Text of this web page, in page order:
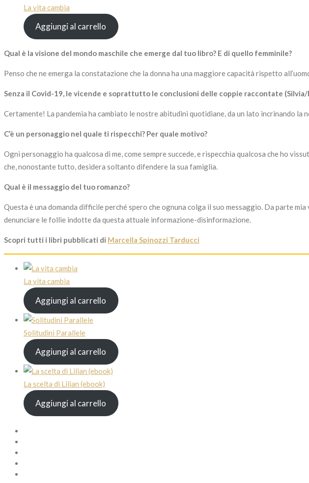
La vita cambia
Aggiungi al carrello
Qual è la visione del mondo maschile che emerge dal tuo libro? E di quello femminile?
Penso che ne emerga la constatazione che la donna ha una maggiore capacità rispetto
Senza il Covid-19, le vicende e soprattutto le conclusioni delle coppie raccontate
Certamente! La pandemia ha cambiato le nostre abitudini quotidiane, da un lato incrinando
C’è un personaggio nel quale ti rispecchi? Per quale motivo?
Ogni personaggio ha qualcosa di me, come sempre succede, e rispecchia qualcosa che ho
che, nonostante tutto, desidera soltanto difendere la sua famiglia.
Qual è il messaggio del tuo romanzo?
Questa è una domanda difficile perché spero che ognuna colga il suo messaggio. Da parte
denunciare le follie indotte da questa attuale informazione-disinformazione.
Scopri tutti i libri pubblicati di Marcella Spinozzi Tarducci
La vita cambia
Aggiungi al carrello
Solitudini Parallele
Aggiungi al carrello
La scelta di Lilian (ebook)
Aggiungi al carrello